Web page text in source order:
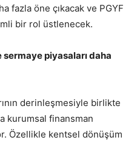
fazla öne çıkacak ve PGYF
bir rol üstlenecek.
piyasaları daha
derinleşmesiyle birlikte
kurumsal finansman
Özellikle kentsel dönüşüm